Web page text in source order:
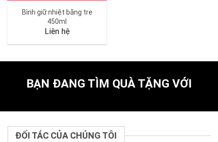
Bình giữ nhiệt bằng tre
450ml
Liên hệ
BẠN ĐANG TÌM QUÀ TẶNG VỚI
ĐỐI TÁC CỦA CHÚNG TÔI